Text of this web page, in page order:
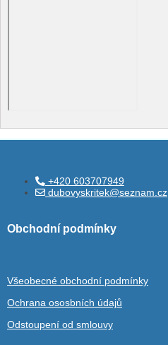
+420 603707949
dubovyskritek@seznam.cz
Obchodní podmínky
Všeobecné obchodní podmínky
Ochrana ososbních údajů
Odstoupení od smlouvy